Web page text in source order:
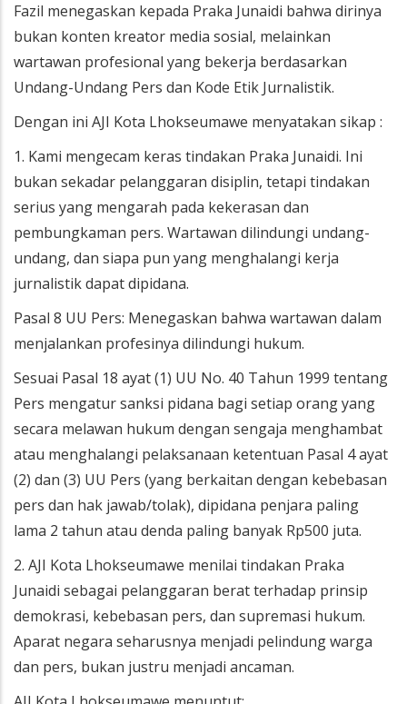
Fazil menegaskan kepada Praka Junaidi bahwa dirinya
bukan konten kreator media sosial, melainkan
wartawan profesional yang bekerja berdasarkan
Undang-Undang Pers dan Kode Etik Jurnalistik.
Dengan ini AJI Kota Lhokseumawe menyatakan sikap :
1. Kami mengecam keras tindakan Praka Junaidi. Ini
bukan sekadar pelanggaran disiplin, tetapi tindakan
serius yang mengarah pada kekerasan dan
pembungkaman pers. Wartawan dilindungi undang-
undang, dan siapa pun yang menghalangi kerja
jurnalistik dapat dipidana.
Pasal 8 UU Pers: Menegaskan bahwa wartawan dalam
menjalankan profesinya dilindungi hukum.
Sesuai Pasal 18 ayat (1) UU No. 40 Tahun 1999 tentang
Pers mengatur sanksi pidana bagi setiap orang yang
secara melawan hukum dengan sengaja menghambat
atau menghalangi pelaksanaan ketentuan Pasal 4 ayat
(2) dan (3) UU Pers (yang berkaitan dengan kebebasan
pers dan hak jawab/tolak), dipidana penjara paling
lama 2 tahun atau denda paling banyak Rp500 juta.
2. AJI Kota Lhokseumawe menilai tindakan Praka
Junaidi sebagai pelanggaran berat terhadap prinsip
demokrasi, kebebasan pers, dan supremasi hukum.
Aparat negara seharusnya menjadi pelindung warga
dan pers, bukan justru menjadi ancaman.